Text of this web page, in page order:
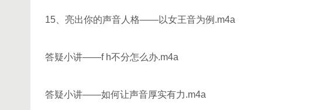
15、亮出你的声音人格——以女王音为例.m4a
答疑小讲——f h不分怎么办.m4a
答疑小讲——如何让声音厚实有力.m4a